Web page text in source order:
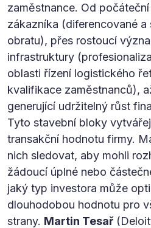
zaměstnance. Od
zákazníka (diferencované a
obratu), přes rostoucí
infrastruktury
oblasti řízení logistického
kvalifikace zaměstnanců),
generující udržitelný růst
Tyto stavební bloky
transakční hodnotu firmy.
nich sledovat, aby mohli
žádoucí úplné nebo
jaký typ investora může
dlouhodobou hodnotu pro
strany. Martin Tesař